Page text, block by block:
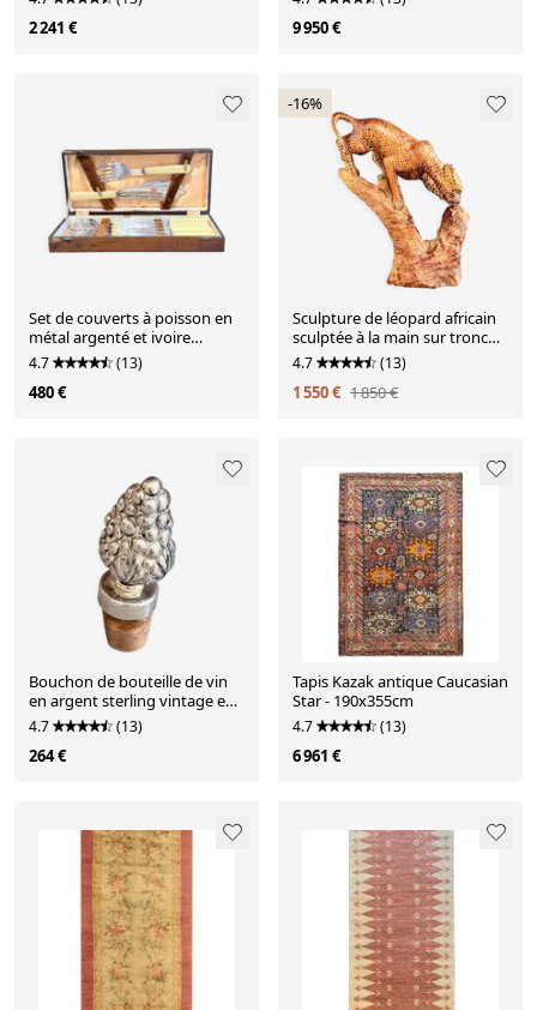
2 241 € 9 950 €
Set de couverts à poisson en
métal argenté et ivoire
synthétique
4.7 (13)
480 €
-16%
Sculpture de léopard africain
sculptée à la main sur tronc
d'arbre, figure d'art populaire
tribal
4.7 (13)
1 550 € 1 850 €
Bouchon de bouteille de vin
en argent sterling vintage en
forme de pomme de pin,
accent de bar de luxe pour la
maison.
4.7 (13)
264 €
Tapis Kazak antique Caucasian
Star - 190x355cm
4.7 (13)
6 961 €